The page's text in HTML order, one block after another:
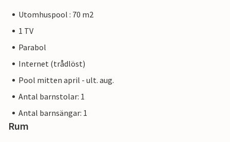
Utomhuspool : 70 m2
1 TV
Parabol
Internet (trådlöst)
Pool mitten april - ult. aug.
Antal barnstolar: 1
Antal barnsängar: 1
Rum